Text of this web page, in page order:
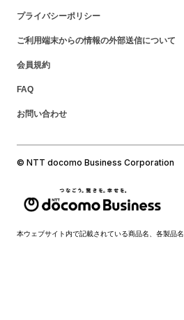
プライバシーポリシー
ご利用端末からの情報の外部送信について
会員規約
FAQ
お問い合わせ
© NTT docomo Business Corporation
本ウェブサイト内で記載されている商品名、各製品